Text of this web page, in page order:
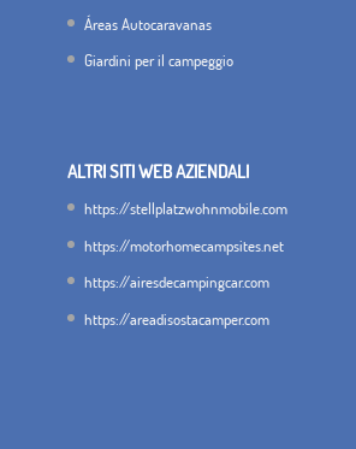
Áreas Autocaravanas
Giardini per il campeggio
ALTRI SITI WEB AZIENDALI
https://stellplatzwohnmobile.com
https://motorhomecampsites.net
https://airesdecampingcar.com
https://areadisostacamper.com